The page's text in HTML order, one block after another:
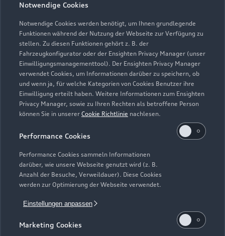
Notwendige Cookies
Notwendige Cookies werden benötigt, um Ihnen grundlegende
Funktionen während der Nutzung der Webseite zur Verfügung zu
stellen. Zu diesen Funktionen gehört z. B. der
Fahrzeugkonfigurator oder der Ensighten Privacy Manager (unser
Einwilligungsmanagementtool). Der Ensighten Privacy Manager
verwendet Cookies, um Informationen darüber zu speichern, ob
und wenn ja, für welche Kategorien von Cookies Benutzer ihre
Einwilligung erteilt haben. Weitere Informationen zum Ensighten
Privacy Manager, sowie zu Ihren Rechten als betroffene Person
können Sie in unserer Cookie Richtlinie nachlesen.
Performance Cookies
Performance Cookies sammeln Informationen
darüber, wie unsere Webseite genutzt wird (z. B.
Anzahl der Besuche, Verweildauer). Diese Cookies
werden zur Optimierung der Webseite verwendet.
Einstellungen anpassen
Marketing Cookies
Zurück nach oben
Modelle
Elektromodelle
Plug-in-Hybride
Neuwagensuche
Gebrauchtwagensuche
Service & Zubehör
Saisonale Angebote
Audi Services
Garantie
Support
Über Audi